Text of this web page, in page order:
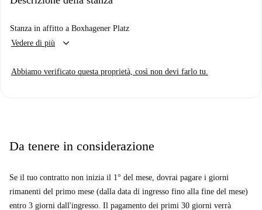
Stanza in affitto a Boxhagener Platz
Vedere di più
keyboard_arrow_down
Abbiamo verificato questa proprietà, così non devi farlo tu.
Da tenere in considerazione
Se il tuo contratto non inizia il 1° del mese, dovrai pagare i giorni
rimanenti del primo mese (dalla data di ingresso fino alla fine del mese)
entro 3 giorni dall'ingresso. Il pagamento dei primi 30 giorni verrà